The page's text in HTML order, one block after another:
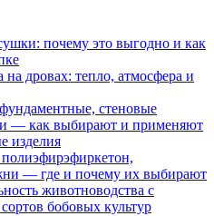
почему это выгодно и как
дровах: тепло, атмосфера и
стеновые
— как выбирают и применяют
изделия
— где и почему их выбирают
животноводства с
бобовых культур